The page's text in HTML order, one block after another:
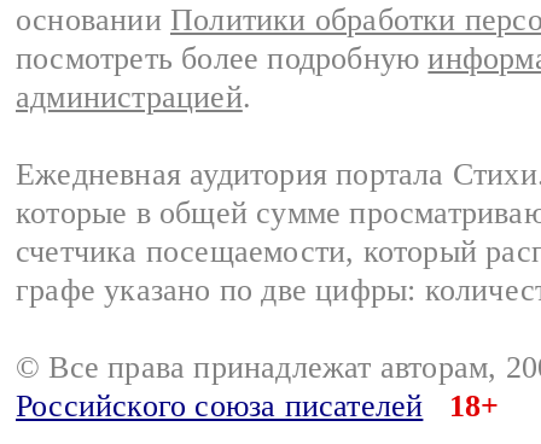
основании Политики обработки
посмотреть более подробную
администрацией.
Ежедневная аудитория портала
которые в общей сумме
счетчика посещаемости, который
графе указано по две цифры:
© Все права принадлежат авторам,
Российского союза писателей
18+